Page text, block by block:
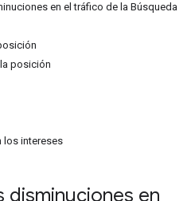
en el tráfico de la Búsqueda
posición
los intereses
disminuciones en